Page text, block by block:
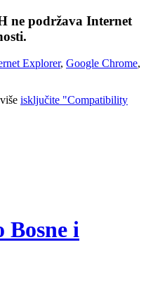
ne podržava Internet
Explorer, Google Chrome,
isključite "Compatibility
Bosne i